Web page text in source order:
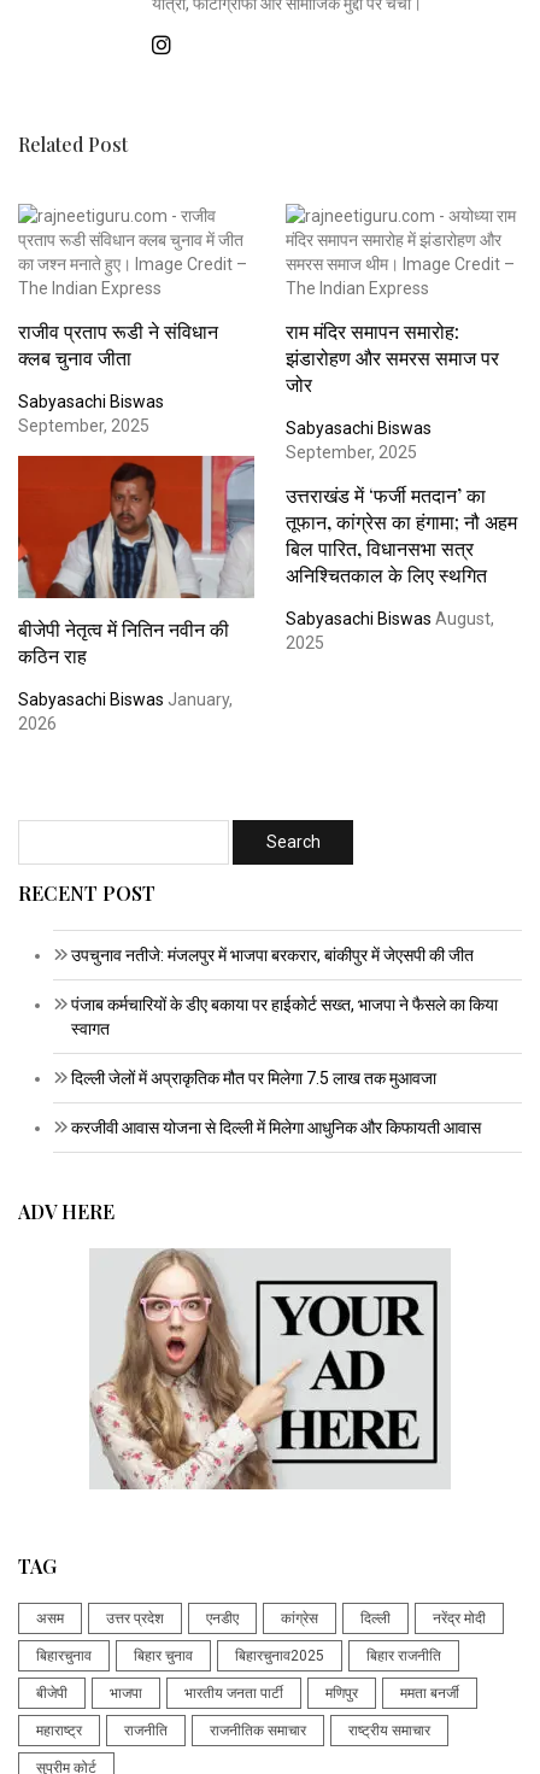
Related Post
राजीव प्रताप रूडी ने संविधान
क्लब चुनाव जीता
Sabyasachi Biswas
September, 2025
राम मंदिर समापन समारोह:
झंडारोहण और समरस समाज पर
जोर
Sabyasachi Biswas
September, 2025
बीजेपी नेतृत्व में नितिन नवीन की
कठिन राह
Sabyasachi Biswas January,
2026
उत्तराखंड में ‘फर्जी मतदान’ का
तूफान, कांग्रेस का हंगामा; नौ अहम
बिल पारित, विधानसभा सत्र
अनिश्चितकाल के लिए स्थगित
Sabyasachi Biswas August,
2025
RECENT POST
उपचुनाव नतीजे: मंजलपुर में भाजपा बरकरार, बांकीपुर में जेएसपी की जीत
पंजाब कर्मचारियों के डीए बकाया पर हाईकोर्ट सख्त, भाजपा ने फैसले का किया
स्वागत
दिल्ली जेलों में अप्राकृतिक मौत पर मिलेगा 7.5 लाख तक मुआवजा
करजीवी आवास योजना से दिल्ली में मिलेगा आधुनिक और किफायती आवास
ADV HERE
TAG
असम उत्तर प्रदेश एनडीए कांग्रेस दिल्ली नरेंद्र मोदी
बिहारचुनाव बिहार चुनाव बिहारचुनाव2025 बिहार राजनीति
बीजेपी भाजपा भारतीय जनता पार्टी मणिपुर ममता बनर्जी
महाराष्ट्र राजनीति राजनीतिक समाचार राष्ट्रीय समाचार
सुप्रीम कोर्ट